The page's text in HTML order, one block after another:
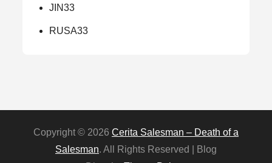
JIN33
RUSA33
Copyright © 2026 Cerita Salesman – Death of a
Salesman. All Rights Reserved | Blog